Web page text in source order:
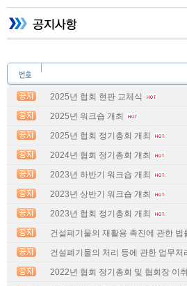
2025년 협회 현판 교체식
2025년 워크숍 개최
2025년 협회 정기총회 개최
2024년 협회 정기총회 개최
2023년 하반기 워크숍 개최
2023년 상반기 워크숍 개최
2023년 협회 정기총회 개최
건설폐기물의 재활용 촉진에 관한
건설폐기물의 처리 등에 관한 업무처
2022년 협회 정기총회 및 협회장 이